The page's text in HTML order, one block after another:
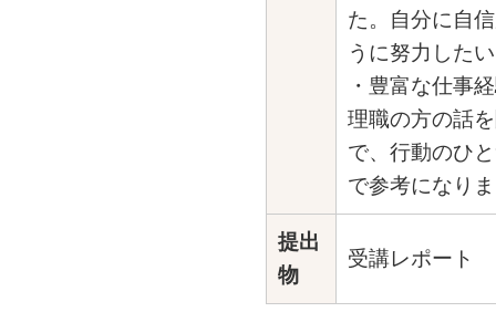
た。自分に自
うに努力した
・豊富な仕事
理職の方の話
で、行動のひ
で参考になり
提出
物
受講レポート